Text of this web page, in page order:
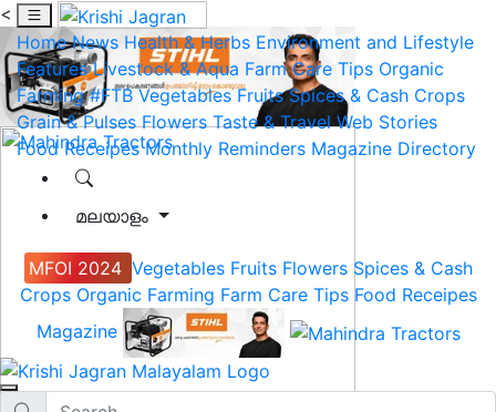
<
Home News Health & Herbs Environment and Lifestyle
Features Livestock & Aqua Farm Care Tips Organic
Farming #FTB Vegetables Fruits Spices & Cash Crops
Grain & Pulses Flowers Taste & Travel Web Stories
Food Receipes Monthly Reminders Magazine Directory
മലയാളം
MFOI 2024 Vegetables Fruits Flowers Spices & Cash
Crops Organic Farming Farm Care Tips Food Receipes
Magazine